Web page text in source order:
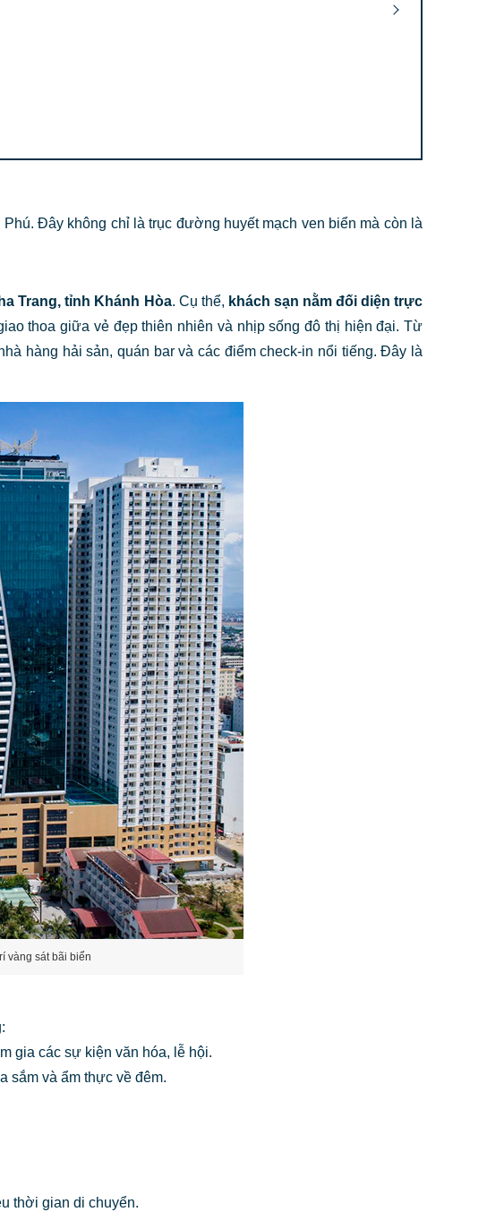
Đây không chỉ là trục đường huyết mạch ven biển mà còn là
Trang, tỉnh Khánh Hòa. Cụ thể, khách sạn nằm đối diện trực
thoa giữa vẻ đẹp thiên nhiên và nhịp sống đô thị hiện đại. Từ
hàng hải sản, quán bar và các điểm check-in nổi tiếng. Đây là
vàng sát bãi biển
gia các sự kiện văn hóa, lễ hội.
sắm và ẩm thực về đêm.
thời gian di chuyển.